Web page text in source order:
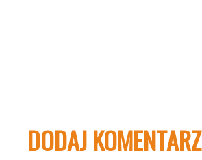
DODAJ KOMENTARZ